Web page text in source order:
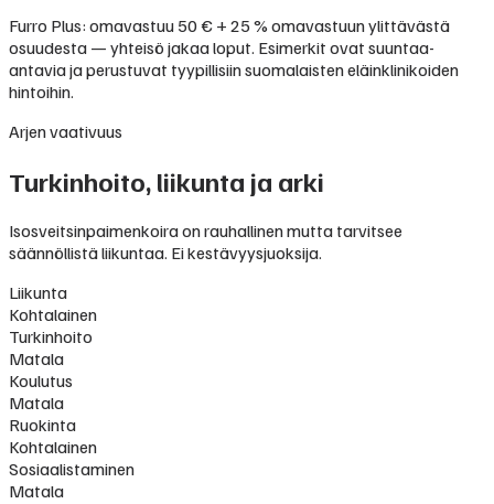
Furro Plus: omavastuu 50 € + 25 % omavastuun ylittävästä
osuudesta — yhteisö jakaa loput. Esimerkit ovat suuntaa-
antavia ja perustuvat tyypillisiin suomalaisten eläinklinikoiden
hintoihin.
Arjen vaativuus
Turkinhoito, liikunta ja arki
Isosveitsinpaimenkoira on rauhallinen mutta tarvitsee
säännöllistä liikuntaa. Ei kestävyysjuoksija.
Liikunta
Kohtalainen
Turkinhoito
Matala
Koulutus
Matala
Ruokinta
Kohtalainen
Sosiaalistaminen
Matala